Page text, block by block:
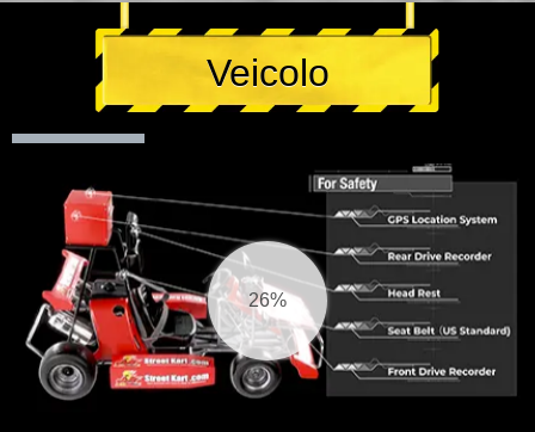
Veicolo
26%